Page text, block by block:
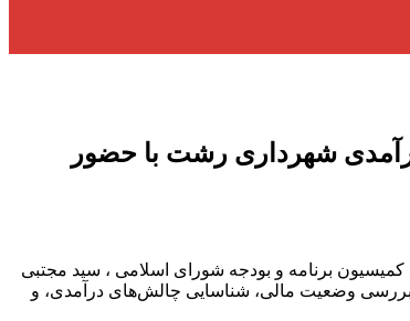
شهرداری رشت با حضور
رئیس کمیسیون برنامه و بودجه شورای اسلامی ، سید مجتبی
بررسی وضعیت مالی، شناسایی چالش‌های درآمدی، و